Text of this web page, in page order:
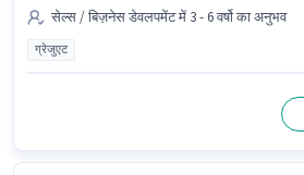
सेल्स / बिज़नेस डेवलपमेंट में 3 - 6 वर्षो का अनुभव
ग्रेजुएट